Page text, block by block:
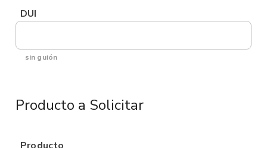
DUI
sin guión
Producto a Solicitar